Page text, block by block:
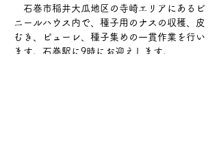
石巻市稲井大瓜地区の寺崎エリアにあるビ
ニールハウス内で、種子用のナスの収穫、皮
むき、ピューレ、種子集めの一貫作業を行い
ます。石巻駅に9時にお迎えします。